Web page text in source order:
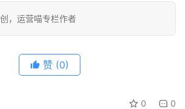
，运营喵专栏作者
赞 (0)
0 0